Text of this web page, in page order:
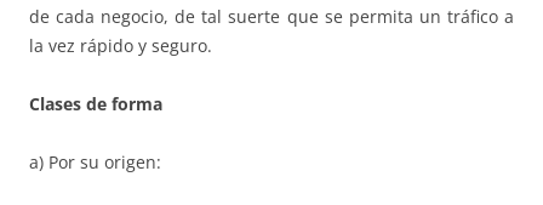
de cada negocio, de tal suerte que se permita un tráfico a
la vez rápido y seguro.
Clases de forma
a) Por su origen: